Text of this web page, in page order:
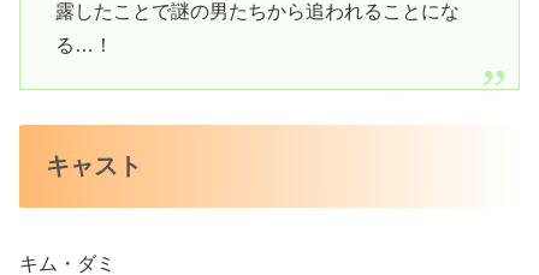
露したことで謎の男たちから追われることにな
る…！
キャスト
キム・ダミ